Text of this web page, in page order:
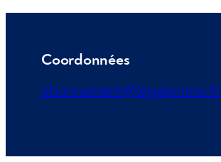
Coordonnées
abonnement@legalprime.fr